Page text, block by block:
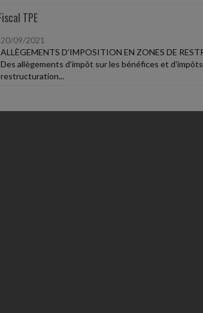
TPE
20/09/2021
ALLÈGEMENTS D'IMPOSITION EN ZONES DE
Des allègements d'impôt sur les bénéfices et
restructuration...